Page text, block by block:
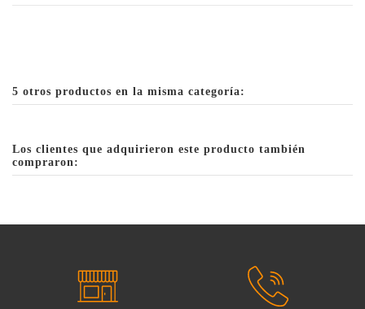
5 otros productos en la misma categoría:
Los clientes que adquirieron este producto también
compraron: